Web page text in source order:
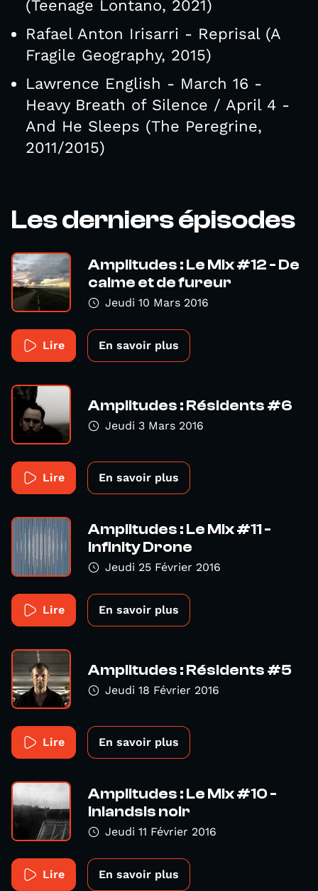
(Teenage Lontano, 2021)
Rafael Anton Irisarri - Reprisal (A
Fragile Geography, 2015)
Lawrence English - March 16 -
Heavy Breath of Silence / April 4 -
And He Sleeps (The Peregrine,
2011/2015)
Les derniers épisodes
Amplitudes : Le Mix #12 - De
calme et de fureur
Jeudi 10 Mars 2016
Lire En savoir plus
Amplitudes : Résidents #6
Jeudi 3 Mars 2016
Lire En savoir plus
Amplitudes : Le Mix #11 -
Infinity Drone
Jeudi 25 Février 2016
Lire En savoir plus
Amplitudes : Résidents #5
Jeudi 18 Février 2016
Lire En savoir plus
Amplitudes : Le Mix #10 -
Inlandsis noir
Jeudi 11 Février 2016
Lire En savoir plus